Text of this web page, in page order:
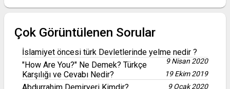
Çok Görüntülenen Sorular
İslamiyet öncesi türk Devletlerinde yelme nedir ?
9 Nisan 2020
"How Are You?" Ne Demek? Türkçe
Karşılığı ve Cevabı Nedir?
19 Ekim 2019
9 Ocak 2020